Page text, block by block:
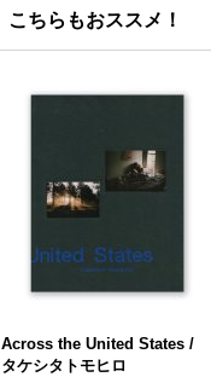
こちらもおススメ！
Across the United States /
タケシタトモヒロ